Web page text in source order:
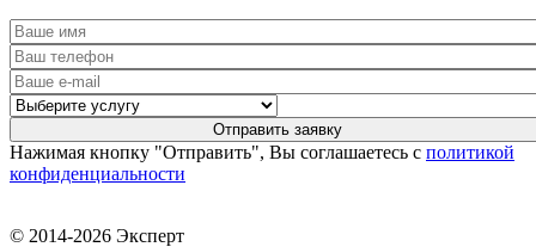
Нажимая кнопку "Отправить", Вы соглашаетесь с политикой
конфиденциальности
© 2014-2026 Эксперт